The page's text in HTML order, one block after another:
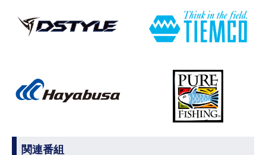
関連番組